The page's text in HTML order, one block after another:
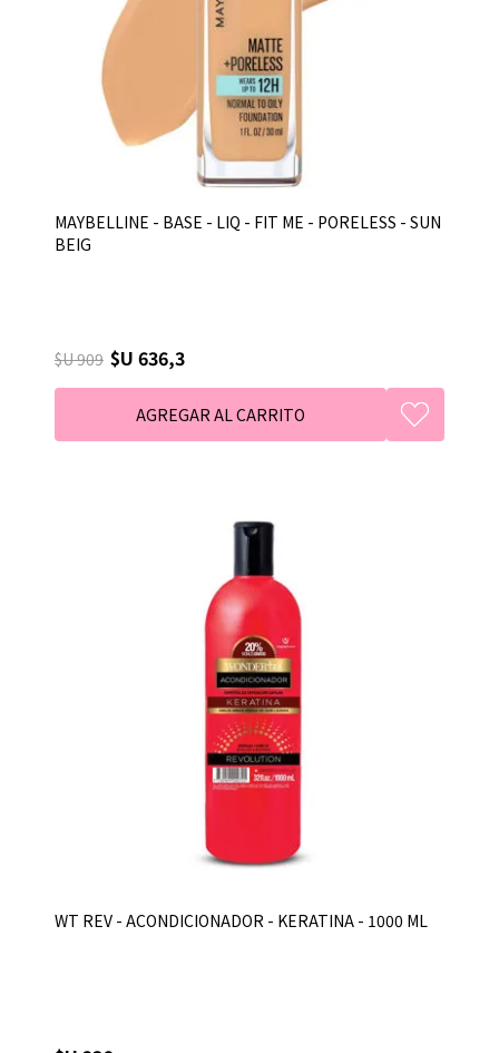
MAYBELLINE - BASE - LIQ - FIT ME - PORELESS - SUN
BEIG
$U 909 $U 636,3
WT REV - ACONDICIONADOR - KERATINA - 1000 ML